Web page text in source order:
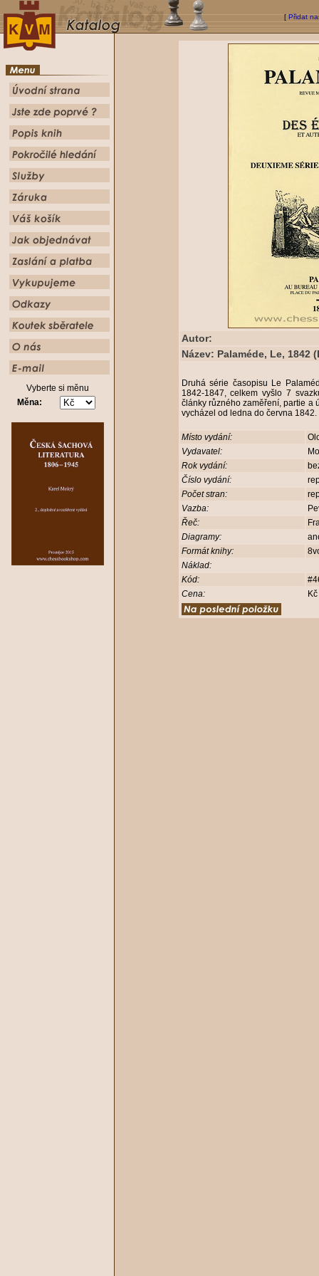
[ Přidat
Vyberte si měnu
Měna:
Autor:
Název: Palaméde, Le, 1842
Druhá série časopisu Le
1842-1847, celkem vyšlo 7
články různého zaměření, partie a
vycházel od ledna do června 1842.
Místo vydání:
Vydavatel:
Rok vydání:
Číslo vydání:
Počet stran:
Vazba:
Řeč:
Diagramy:
Formát knihy:
Náklad:
Kód:
Cena: